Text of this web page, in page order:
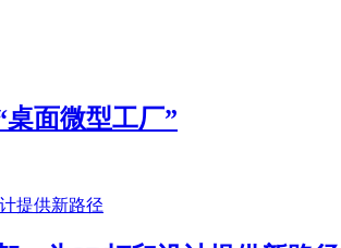
面微型工厂”